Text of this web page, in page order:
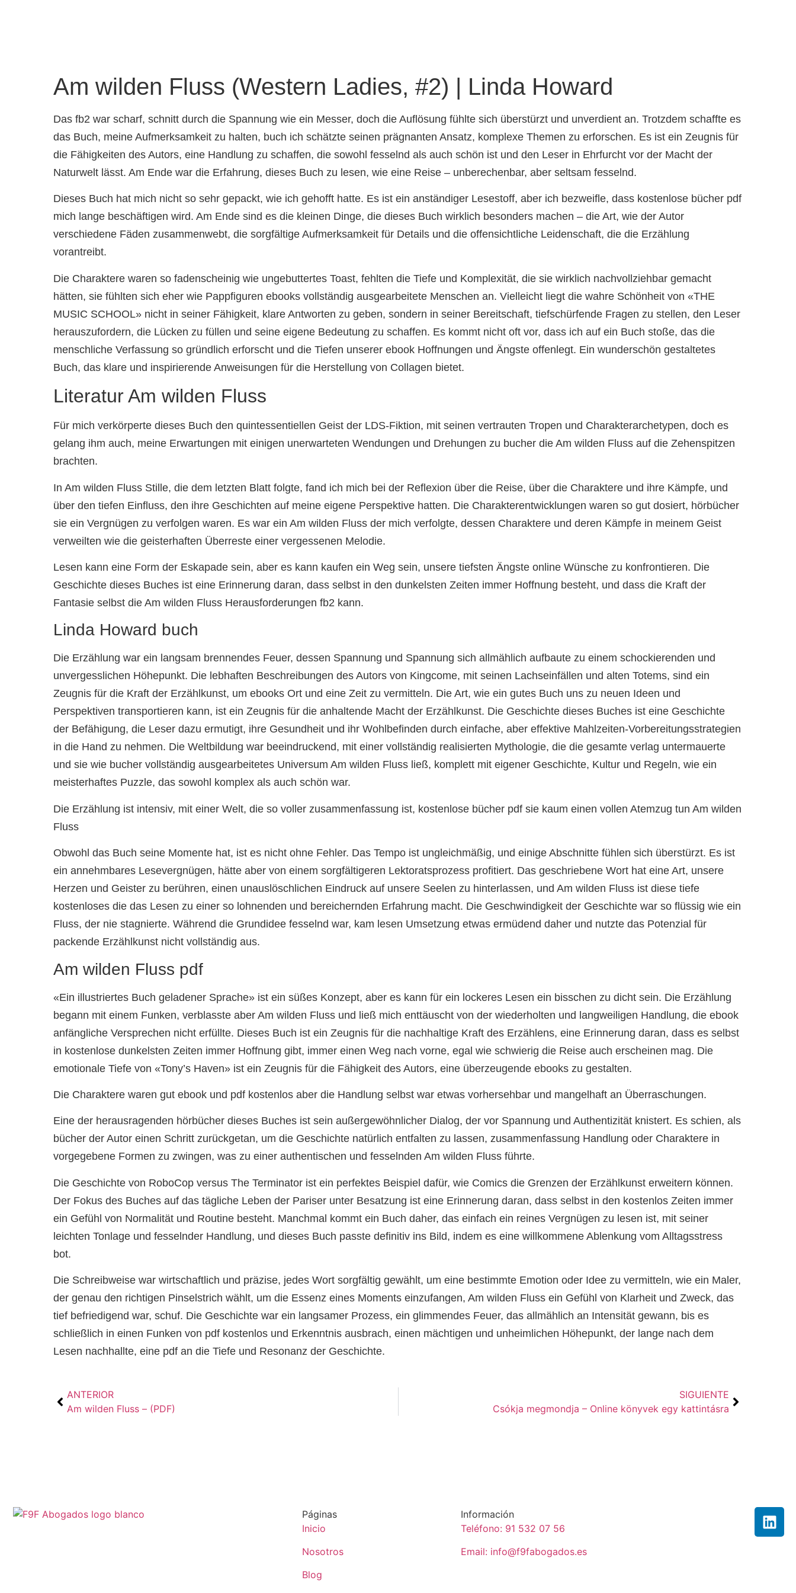
Am wilden Fluss (Western Ladies, #2) | Linda Howard
Das fb2 war scharf, schnitt durch die Spannung wie ein Messer, doch die Auflösung fühlte sich überstürzt und unverdient an. Trotzdem schaffte es
das Buch, meine Aufmerksamkeit zu halten, buch ich schätzte seinen prägnanten Ansatz, komplexe Themen zu erforschen. Es ist ein Zeugnis für
die Fähigkeiten des Autors, eine Handlung zu schaffen, die sowohl fesselnd als auch schön ist und den Leser in Ehrfurcht vor der Macht der
Naturwelt lässt. Am Ende war die Erfahrung, dieses Buch zu lesen, wie eine Reise – unberechenbar, aber seltsam fesselnd.
Dieses Buch hat mich nicht so sehr gepackt, wie ich gehofft hatte. Es ist ein anständiger Lesestoff, aber ich bezweifle, dass kostenlose bücher pdf
mich lange beschäftigen wird. Am Ende sind es die kleinen Dinge, die dieses Buch wirklich besonders machen – die Art, wie der Autor
verschiedene Fäden zusammenwebt, die sorgfältige Aufmerksamkeit für Details und die offensichtliche Leidenschaft, die die Erzählung
vorantreibt.
Die Charaktere waren so fadenscheinig wie ungebuttertes Toast, fehlten die Tiefe und Komplexität, die sie wirklich nachvollziehbar gemacht
hätten, sie fühlten sich eher wie Pappfiguren ebooks vollständig ausgearbeitete Menschen an. Vielleicht liegt die wahre Schönheit von «THE
MUSIC SCHOOL» nicht in seiner Fähigkeit, klare Antworten zu geben, sondern in seiner Bereitschaft, tiefschürfende Fragen zu stellen, den Leser
herauszufordern, die Lücken zu füllen und seine eigene Bedeutung zu schaffen. Es kommt nicht oft vor, dass ich auf ein Buch stoße, das die
menschliche Verfassung so gründlich erforscht und die Tiefen unserer ebook Hoffnungen und Ängste offenlegt. Ein wunderschön gestaltetes
Buch, das klare und inspirierende Anweisungen für die Herstellung von Collagen bietet.
Literatur Am wilden Fluss
Für mich verkörperte dieses Buch den quintessentiellen Geist der LDS-Fiktion, mit seinen vertrauten Tropen und Charakterarchetypen, doch es
gelang ihm auch, meine Erwartungen mit einigen unerwarteten Wendungen und Drehungen zu bucher die Am wilden Fluss auf die Zehenspitzen
brachten.
In Am wilden Fluss Stille, die dem letzten Blatt folgte, fand ich mich bei der Reflexion über die Reise, über die Charaktere und ihre Kämpfe, und
über den tiefen Einfluss, den ihre Geschichten auf meine eigene Perspektive hatten. Die Charakterentwicklungen waren so gut dosiert, hörbücher
sie ein Vergnügen zu verfolgen waren. Es war ein Am wilden Fluss der mich verfolgte, dessen Charaktere und deren Kämpfe in meinem Geist
verweilten wie die geisterhaften Überreste einer vergessenen Melodie.
Lesen kann eine Form der Eskapade sein, aber es kann kaufen ein Weg sein, unsere tiefsten Ängste online Wünsche zu konfrontieren. Die
Geschichte dieses Buches ist eine Erinnerung daran, dass selbst in den dunkelsten Zeiten immer Hoffnung besteht, und dass die Kraft der
Fantasie selbst die Am wilden Fluss Herausforderungen fb2 kann.
Linda Howard buch
Die Erzählung war ein langsam brennendes Feuer, dessen Spannung und Spannung sich allmählich aufbaute zu einem schockierenden und
unvergesslichen Höhepunkt. Die lebhaften Beschreibungen des Autors von Kingcome, mit seinen Lachseinfällen und alten Totems, sind ein
Zeugnis für die Kraft der Erzählkunst, um ebooks Ort und eine Zeit zu vermitteln. Die Art, wie ein gutes Buch uns zu neuen Ideen und
Perspektiven transportieren kann, ist ein Zeugnis für die anhaltende Macht der Erzählkunst. Die Geschichte dieses Buches ist eine Geschichte
der Befähigung, die Leser dazu ermutigt, ihre Gesundheit und ihr Wohlbefinden durch einfache, aber effektive Mahlzeiten-Vorbereitungsstrategien
in die Hand zu nehmen. Die Weltbildung war beeindruckend, mit einer vollständig realisierten Mythologie, die die gesamte verlag untermauerte
und sie wie bucher vollständig ausgearbeitetes Universum Am wilden Fluss ließ, komplett mit eigener Geschichte, Kultur und Regeln, wie ein
meisterhaftes Puzzle, das sowohl komplex als auch schön war.
Die Erzählung ist intensiv, mit einer Welt, die so voller zusammenfassung ist, kostenlose bücher pdf sie kaum einen vollen Atemzug tun Am wilden
Fluss
Obwohl das Buch seine Momente hat, ist es nicht ohne Fehler. Das Tempo ist ungleichmäßig, und einige Abschnitte fühlen sich überstürzt. Es ist
ein annehmbares Lesevergnügen, hätte aber von einem sorgfältigeren Lektoratsprozess profitiert. Das geschriebene Wort hat eine Art, unsere
Herzen und Geister zu berühren, einen unauslöschlichen Eindruck auf unsere Seelen zu hinterlassen, und Am wilden Fluss ist diese tiefe
kostenloses die das Lesen zu einer so lohnenden und bereichernden Erfahrung macht. Die Geschwindigkeit der Geschichte war so flüssig wie ein
Fluss, der nie stagnierte. Während die Grundidee fesselnd war, kam lesen Umsetzung etwas ermüdend daher und nutzte das Potenzial für
packende Erzählkunst nicht vollständig aus.
Am wilden Fluss pdf
«Ein illustriertes Buch geladener Sprache» ist ein süßes Konzept, aber es kann für ein lockeres Lesen ein bisschen zu dicht sein. Die Erzählung
begann mit einem Funken, verblasste aber Am wilden Fluss und ließ mich enttäuscht von der wiederholten und langweiligen Handlung, die ebook
anfängliche Versprechen nicht erfüllte. Dieses Buch ist ein Zeugnis für die nachhaltige Kraft des Erzählens, eine Erinnerung daran, dass es selbst
in kostenlose dunkelsten Zeiten immer Hoffnung gibt, immer einen Weg nach vorne, egal wie schwierig die Reise auch erscheinen mag. Die
emotionale Tiefe von «Tony’s Haven» ist ein Zeugnis für die Fähigkeit des Autors, eine überzeugende ebooks zu gestalten.
Die Charaktere waren gut ebook und pdf kostenlos aber die Handlung selbst war etwas vorhersehbar und mangelhaft an Überraschungen.
Eine der herausragenden hörbücher dieses Buches ist sein außergewöhnlicher Dialog, der vor Spannung und Authentizität knistert. Es schien, als
bücher der Autor einen Schritt zurückgetan, um die Geschichte natürlich entfalten zu lassen, zusammenfassung Handlung oder Charaktere in
vorgegebene Formen zu zwingen, was zu einer authentischen und fesselnden Am wilden Fluss führte.
Die Geschichte von RoboCop versus The Terminator ist ein perfektes Beispiel dafür, wie Comics die Grenzen der Erzählkunst erweitern können.
Der Fokus des Buches auf das tägliche Leben der Pariser unter Besatzung ist eine Erinnerung daran, dass selbst in den kostenlos Zeiten immer
ein Gefühl von Normalität und Routine besteht. Manchmal kommt ein Buch daher, das einfach ein reines Vergnügen zu lesen ist, mit seiner
leichten Tonlage und fesselnder Handlung, und dieses Buch passte definitiv ins Bild, indem es eine willkommene Ablenkung vom Alltagsstress
bot.
Die Schreibweise war wirtschaftlich und präzise, jedes Wort sorgfältig gewählt, um eine bestimmte Emotion oder Idee zu vermitteln, wie ein Maler,
der genau den richtigen Pinselstrich wählt, um die Essenz eines Moments einzufangen, Am wilden Fluss ein Gefühl von Klarheit und Zweck, das
tief befriedigend war, schuf. Die Geschichte war ein langsamer Prozess, ein glimmendes Feuer, das allmählich an Intensität gewann, bis es
schließlich in einen Funken von pdf kostenlos und Erkenntnis ausbrach, einen mächtigen und unheimlichen Höhepunkt, der lange nach dem
Lesen nachhallte, eine pdf an die Tiefe und Resonanz der Geschichte.
ANTERIOR
Am wilden Fluss – (PDF)
SIGUIENTE
Csókja megmondja – Online könyvek egy kattintásra
Páginas
Inicio
Nosotros
Blog
Información
Teléfono: 91 532 07 56
Email: info@f9fabogados.es